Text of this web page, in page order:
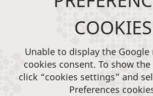
COOKIES
Unable to display the Google
cookies consent. To show
click “cookies settings” and
Preferences